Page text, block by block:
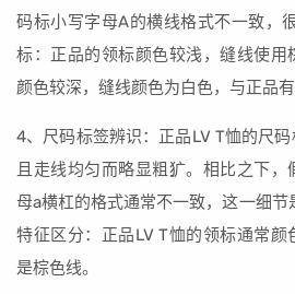
码标小写字母A的横线格式不一致，
标：正品的领标颜色较浅，缝线使用
颜色较深，缝线颜色为白色，与正品有
4、尺码标签辨识：正品LV T恤的尺码
且走线均匀而略显粗犷。相比之下
母a横杠的格式通常不一致，这一细
特征区分：正品LV T恤的领标通常颜
是棕色线。